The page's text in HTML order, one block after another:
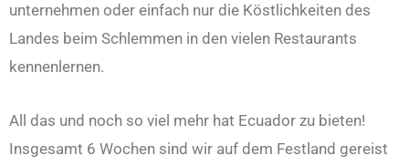
unternehmen oder einfach nur die Köstlichkeiten des
Landes beim Schlemmen in den vielen Restaurants
kennenlernen.
All das und noch so viel mehr hat Ecuador zu bieten!
Insgesamt 6 Wochen sind wir auf dem Festland gereist